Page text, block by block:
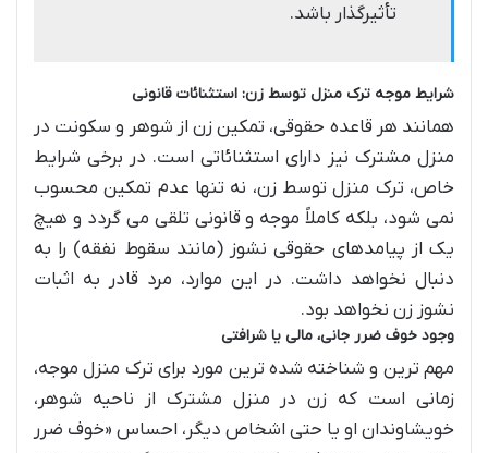
تأثیرگذار باشد.
شرایط موجه ترک منزل توسط زن: استثنائات قانونی
همانند هر قاعده حقوقی، تمکین زن از شوهر و سکونت در
منزل مشترک نیز دارای استثنائاتی است. در برخی شرایط
خاص، ترک منزل توسط زن، نه تنها عدم تمکین محسوب
نمی شود، بلکه کاملاً موجه و قانونی تلقی می گردد و هیچ
یک از پیامدهای حقوقی نشوز (مانند سقوط نفقه) را به
دنبال نخواهد داشت. در این موارد، مرد قادر به اثبات
نشوز زن نخواهد بود.
وجود خوف ضرر جانی، مالی یا شرافتی
مهم ترین و شناخته شده ترین مورد برای ترک منزل موجه،
زمانی است که زن در منزل مشترک از ناحیه شوهر،
خویشاوندان او یا حتی اشخاص دیگر، احساس «خوف ضرر